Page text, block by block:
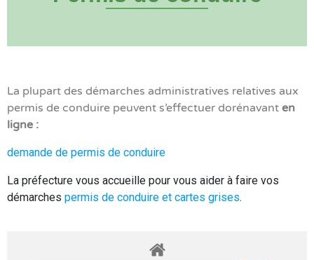
La plupart des démarches administratives relatives aux
permis de conduire peuvent s’effectuer dorénavant en
ligne :
demande de permis de conduire
La préfecture vous accueille pour vous aider à faire vos
démarches permis de conduire et cartes grises.